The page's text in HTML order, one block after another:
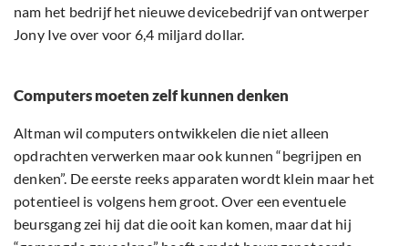
nam het bedrijf het nieuwe devicebedrijf van ontwerper
Jony Ive over voor 6,4 miljard dollar.
Computers moeten zelf kunnen denken
Altman wil computers ontwikkelen die niet alleen
opdrachten verwerken maar ook kunnen “begrijpen en
denken”. De eerste reeks apparaten wordt klein maar het
potentieel is volgens hem groot. Over een eventuele
beursgang zei hij dat die ooit kan komen, maar dat hij